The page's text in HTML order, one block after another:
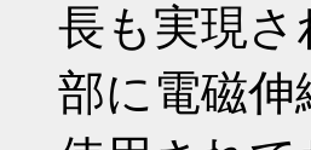
長も実現
部に電磁伸